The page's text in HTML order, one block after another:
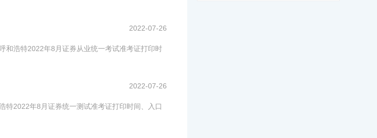
2022-07-26
和浩特2022年8月证券从业统一考试准考证打印时
2022-07-26
特2022年8月证券统一测试准考证打印时间、入口